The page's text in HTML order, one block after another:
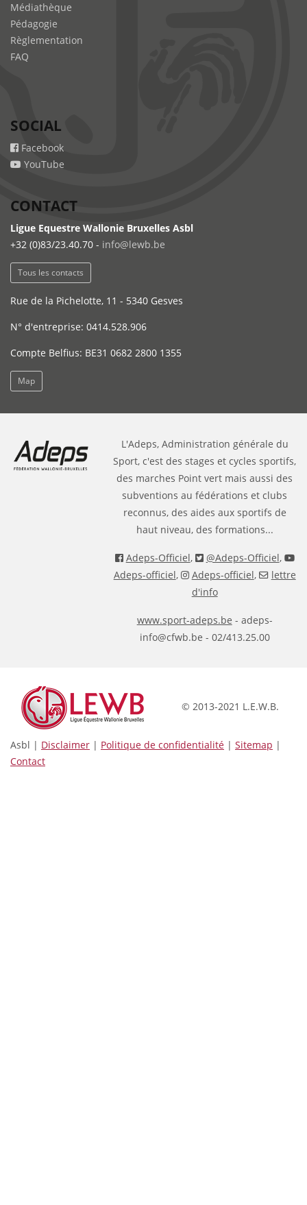
Médiathèque
Pédagogie
Règlementation
FAQ
SOCIAL
Facebook
YouTube
CONTACT
Ligue Equestre Wallonie Bruxelles Asbl
+32 (0)83/23.40.70 - info@lewb.be
Tous les contacts
Rue de la Pichelotte, 11 - 5340 Gesves
N° d'entreprise: 0414.528.906
Compte Belfius: BE31 0682 2800 1355
Map
L'Adeps, Administration générale du
Sport, c'est des stages et cycles sportifs,
des marches Point vert mais aussi des
subventions au fédérations et clubs
reconnus, des aides aux sportifs de
haut niveau, des formations...
Adeps-Officiel, @Adeps-Officiel,
Adeps-officiel, Adeps-officiel,
lettre
d'info
www.sport-adeps.be - adeps-
info@cfwb.be - 02/413.25.00
© 2013-2021 L.E.W.B.
Asbl | Disclaimer | Politique de confidentialité | Sitemap |
Contact